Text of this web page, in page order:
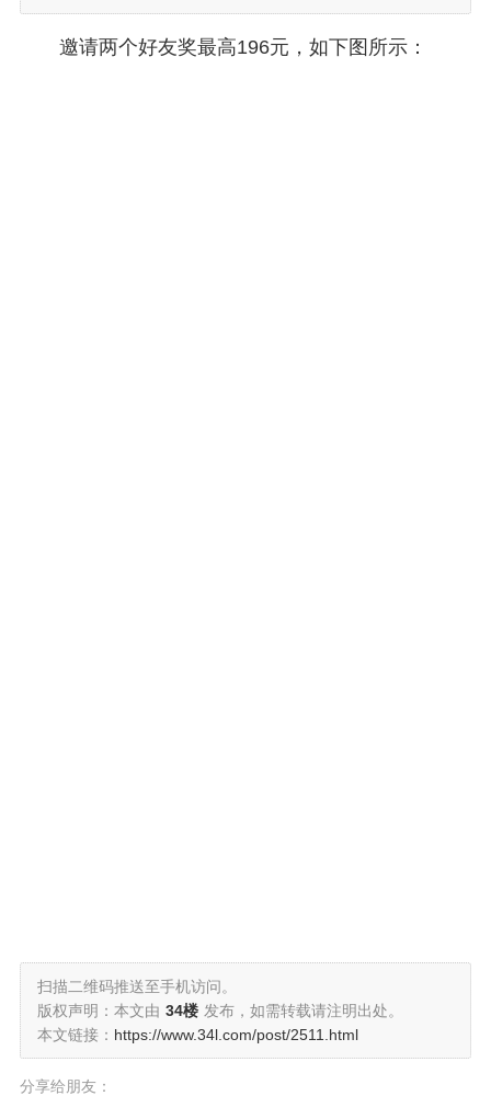
邀请两个好友奖最高196元，如下图所示：
扫描二维码推送至手机访问。
版权声明：本文由 34楼 发布，如需转载请注明出处。
本文链接： https://www.34l.com/post/2511.html
分享给朋友：